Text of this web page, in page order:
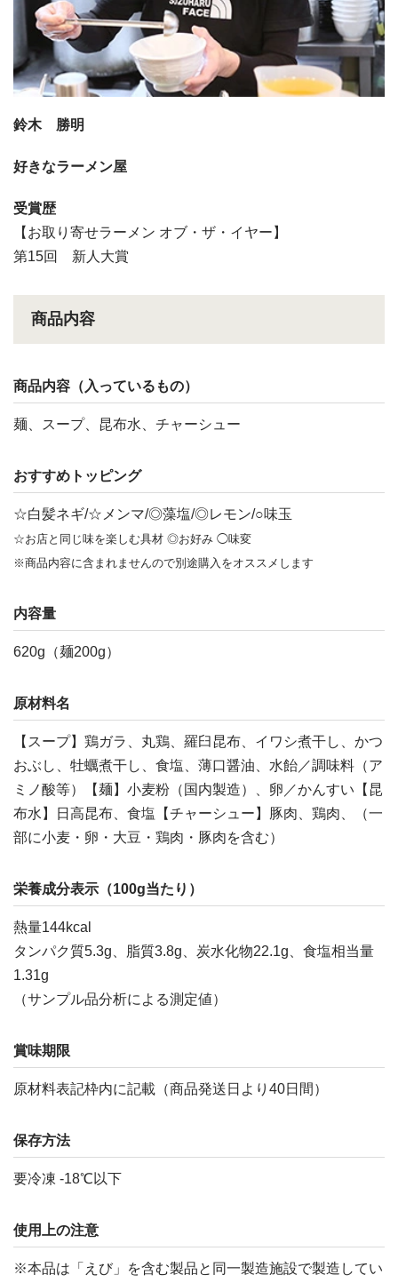
鈴木 勝明
好きなラーメン屋
受賞歴
【お取り寄せラーメン オブ・ザ・イヤー】
第15回 新人大賞
商品内容
商品内容（入っているもの）
麺、スープ、昆布水、チャーシュー
おすすめトッピング
☆白髪ネギ/☆メンマ/◎藻塩/◎レモン/○味玉
☆お店と同じ味を楽しむ具材 ◎お好み ◯味変
※商品内容に含まれませんので別途購入をオススメします
内容量
620g（麺200g）
原材料名
【スープ】鶏ガラ、丸鶏、羅臼昆布、イワシ煮干し、かつ
おぶし、牡蠣煮干し、食塩、薄口醤油、水飴／調味料（ア
ミノ酸等）【麺】小麦粉（国内製造）、卵／かんすい【昆
布水】日高昆布、食塩【チャーシュー】豚肉、鶏肉、（一
部に小麦・卵・大豆・鶏肉・豚肉を含む）
栄養成分表示（100g当たり）
熱量144kcal
タンパク質5.3g、脂質3.8g、炭水化物22.1g、食塩相当量
1.31g
（サンプル品分析による測定値）
賞味期限
原材料表記枠内に記載（商品発送日より40日間）
保存方法
要冷凍 -18℃以下
使用上の注意
※本品は「えび」を含む製品と同一製造施設で製造してい